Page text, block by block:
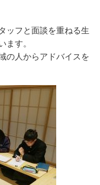
ッフと面談を重ねる生
ます。
の人からアドバイスを